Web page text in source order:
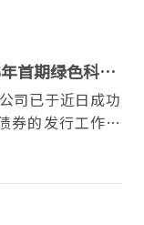
首期绿色科创
司已于近日成功
券的发行工作，
资金已全额到